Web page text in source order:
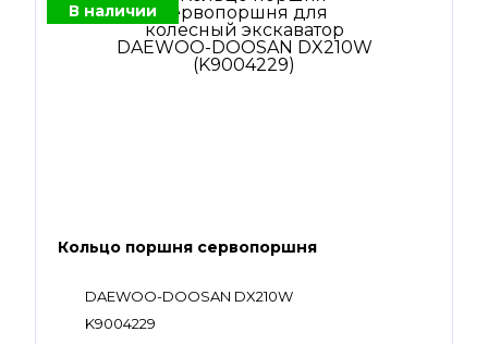
В наличии
Кольцо поршня сервопоршня
DAEWOO-DOOSAN DX210W
K9004229